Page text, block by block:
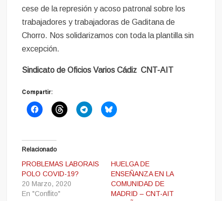
cese de la represión y acoso patronal sobre los
trabajadores y trabajadoras de Gaditana de
Chorro. Nos solidarizamos con toda la plantilla sin
excepción.
Sindicato de Oficios Varios Cádiz CNT-AIT
Compartir:
Relacionado
PROBLEMAS LABORAIS
POLO COVID-19?
20 Marzo, 2020
En "Conflito"
HUELGA DE
ENSEÑANZA EN LA
COMUNIDAD DE
MADRID – CNT-AIT